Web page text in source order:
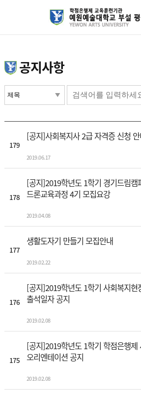
공지사항
179
[공지]사회복지사 2급 자격증 신청
2019.06.17
178
[공지]2019학년도 1학기 경기드림캠
드론교육과정 4기 모집요강
2019.04.08
177
생활도자기 만들기 모집안내
2019.02.22
176
[공지]2019학년도 1학기 사회복지현
출석일자 공지
2019.02.08
175
[공지]2019학년도 1학기 학점은행제
오리엔테이션 공지
2019.02.08